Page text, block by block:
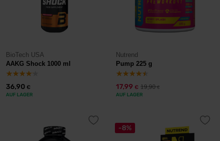
BioTech USA
AAKG Shock 1000 ml
36,90 €
AUF LAGER
Nutrend
Pump 225 g
17,99 € 19,90€
AUF LAGER
-8%